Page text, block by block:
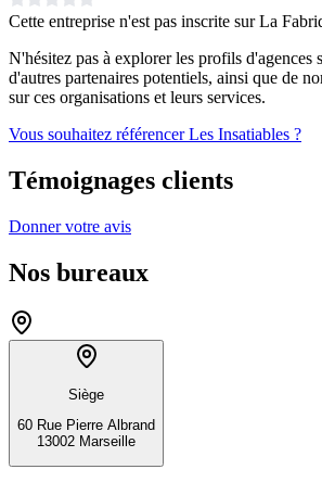
Cette entreprise n'est pas inscrite sur La
N'hésitez pas à explorer les profils d'agences
d'autres partenaires potentiels, ainsi que de
sur ces organisations et leurs services.
Vous souhaitez référencer Les Insatiables ?
Témoignages clients
Donner votre avis
Nos bureaux
Siège
60 Rue Pierre Albrand
13002 Marseille